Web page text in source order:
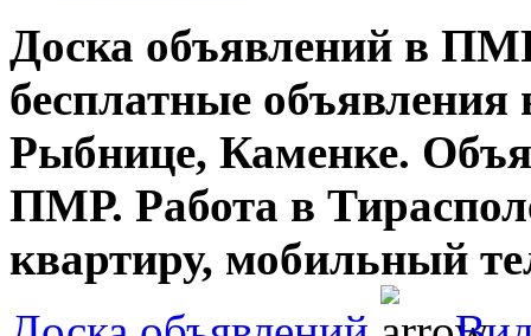
Доска объявлений в
бесплатные объявления
Рыбнице, Каменке.
ПМР. Работа в
квартиру, мобильный